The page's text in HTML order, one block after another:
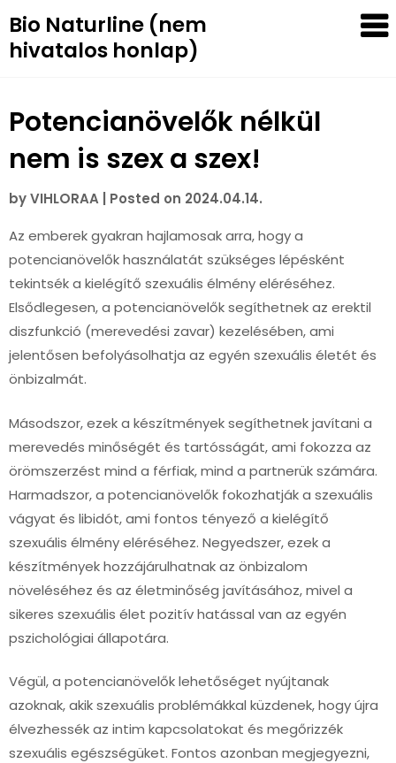
to
content
Bio Naturline (nem
hivatalos honlap)
Potencianövelők nélkül
nem is szex a szex!
byVIHLORAA Posted on 2024.04.14.
Az emberek gyakran hajlamosak arra, hogy a
potencianövelők használatát szükséges lépésként
tekintsék a kielégítő szexuális élmény eléréséhez.
Elsődlegesen, a potencianövelők segíthetnek az erektil
diszfunkció (merevedési zavar) kezelésében, ami
jelentősen befolyásolhatja az egyén szexuális életét és
önbizalmát.
Másodszor, ezek a készítmények segíthetnek javítani a
merevedés minőségét és tartósságát, ami fokozza az
örömszerzést mind a férfiak, mind a partnerük számára.
Harmadszor, a potencianövelők fokozhatják a szexuális
vágyat és libidót, ami fontos tényező a kielégítő
szexuális élmény eléréséhez. Negyedszer, ezek a
készítmények hozzájárulhatnak az önbizalom
növeléséhez és az életminőség javításához, mivel a
sikeres szexuális élet pozitív hatással van az egyén
pszichológiai állapotára.
Végül, a potencianövelők lehetőséget nyújtanak
azoknak, akik szexuális problémákkal küzdenek, hogy újra
élvezhessék az intim kapcsolatokat és megőrizzék
szexuális egészségüket. Fontos azonban megjegyezni,